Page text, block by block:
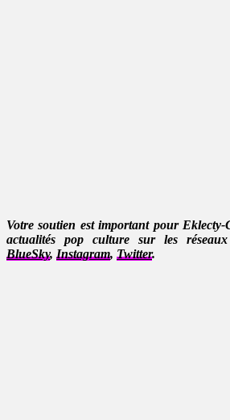
Votre soutien est important pour Eklecty-
actualités pop culture sur les
BlueSky, Instagram, Twitter.